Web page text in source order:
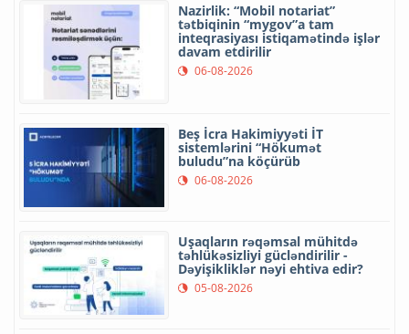
Nazirlik: “Mobil notariat”
tətbiqinin “mygov”a tam
inteqrasiyası istiqamətində işlər
davam etdirilir
06-08-2026
Beş İcra Hakimiyyəti İT
sistemlərini “Hökumət
buludu”na köçürüb
06-08-2026
Uşaqların rəqəmsal mühitdə
təhlükəsizliyi gücləndirilir -
Dəyişikliklər nəyi ehtiva edir?
05-08-2026